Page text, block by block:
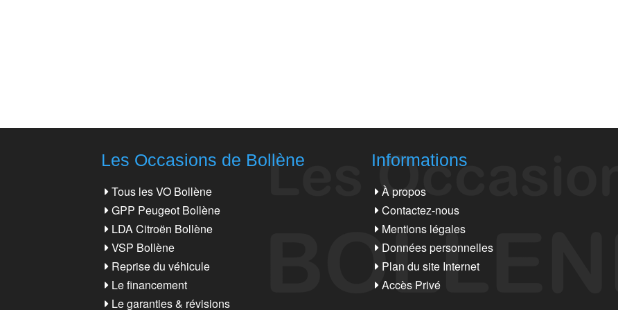
Les Occasions de Bollène
Tous les VO Bollène
GPP Peugeot Bollène
LDA Citroën Bollène
VSP Bollène
Reprise du véhicule
Le financement
Le garanties & révisions
Informations
À propos
Contactez-nous
Mentions légales
Données personnelles
Plan du site Internet
Accès Privé